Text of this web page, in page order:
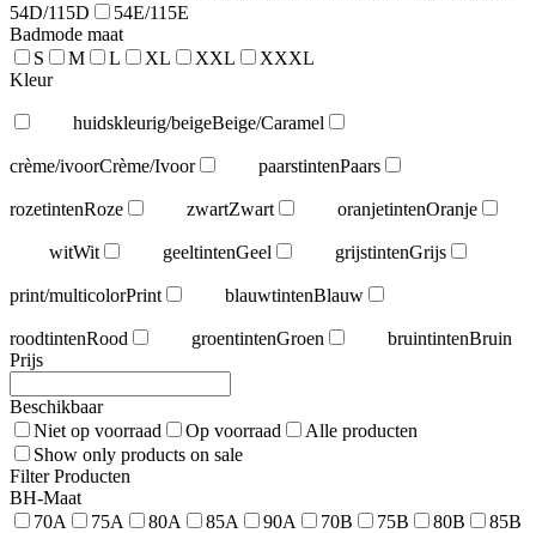
54D/115D
54E/115E
Badmode maat
S
M L XL XXL
XXXL
Kleur
huidskleurig/beigeBeige/Caramel
crème/ivoorCrème/Ivoor paarstintenPaars
rozetintenRoze zwartZwart oranjetintenOranje
witWit geeltintenGeel grijstintenGrijs
print/multicolorPrint blauwtintenBlauw
roodtintenRood groentintenGroen bruintintenBruin
Prijs
Beschikbaar
Niet op voorraad
Op voorraad
Alle producten
Show only products on sale
Filter Producten
BH-Maat
70A
75A 80A 85A 90A 70B 75B 80B
85B